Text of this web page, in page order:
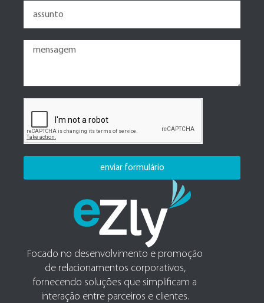
Focado no desenvolvimento e promoção
de relacionamentos corporativos,
fornecendo soluções que simplificam a
interação entre parceiros e clientes.
enviar formulário